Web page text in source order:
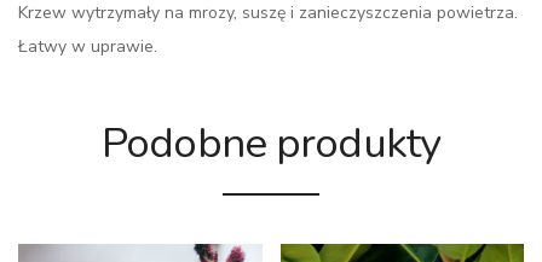
Krzew wytrzymały na mrozy, suszę i zanieczyszczenia powietrza.
Łatwy w uprawie.
Podobne produkty